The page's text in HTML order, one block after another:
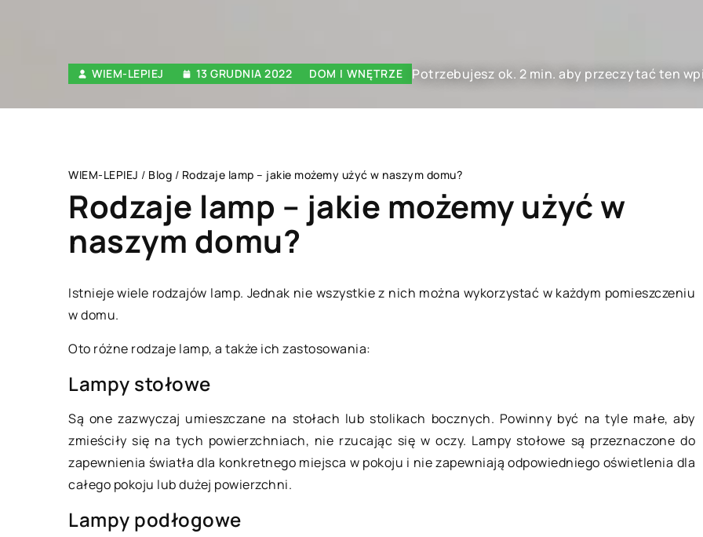
WIEM-LEPIEJ 13 GRUDNIA 2022 DOM I WNĘTRZE Potrzebujesz ok. 2 min. aby przeczytać ten
WIEM-LEPIEJ / Blog / Rodzaje lamp – jakie możemy użyć w naszym domu?
Rodzaje lamp – jakie możemy użyć w
naszym domu?
Istnieje wiele rodzajów lamp. Jednak nie wszystkie z nich można wykorzystać w każdym pomieszczeniu
w domu.
Oto różne rodzaje lamp, a także ich zastosowania:
Lampy stołowe
Są one zazwyczaj umieszczane na stołach lub stolikach bocznych. Powinny być na tyle małe, aby
zmieściły się na tych powierzchniach, nie rzucając się w oczy. Lampy stołowe są przeznaczone do
zapewnienia światła dla konkretnego miejsca w pokoju i nie zapewniają odpowiedniego oświetlenia dla
całego pokoju lub dużej powierzchni.
Lampy podłogowe
19 listopada 2020 09 listopada 2022